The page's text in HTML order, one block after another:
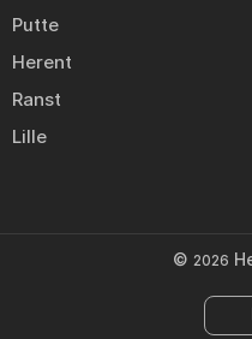
Putte
Herent
Ranst
Lille
© 2026